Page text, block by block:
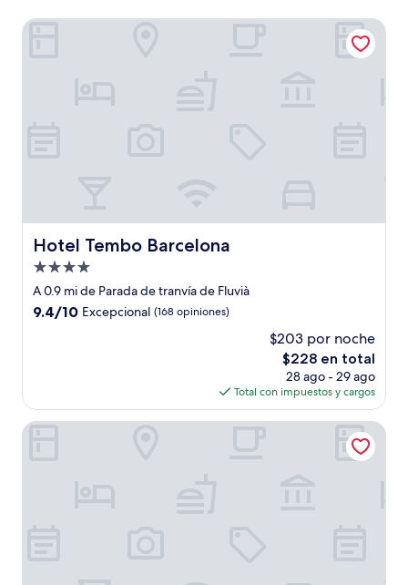
Hotel Tembo Barcelona
Hotel Tembo Barcelona
Propiedad
de
4.0
A 0.9 mi de Parada de tranvía de Fluvià
9.4
9.4/10 Excepcional (168 opiniones)
$203 por noche
El
precio
actual
es
de
$228 en total
28 ago - 29 ago
Total con impuestos y cargos
Hotel Tembo Barcelona
Hotel Acta Voraport